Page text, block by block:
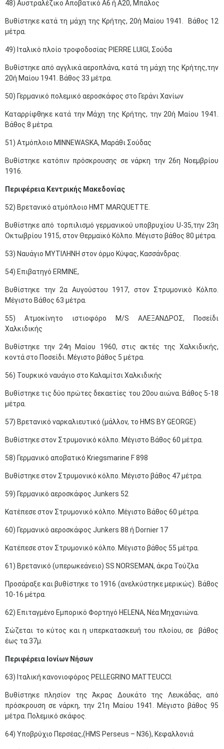
48) Αυστραλέζικο Αποβατικό Α6 ή Α20, Μπάλος
Βυθίστηκε κατά τη μάχη της Κρήτης, 20ή Μαίου 1941. Βάθος 12
μέτρα.
49) Ιταλικό πλοίο τροφοδοσίας PIERRE LUIGI, Σούδα
Βυθίστηκε από αγγλικά αεροπλάνα, κατά τη μάχη της Κρήτης,την
20ή Μαίου 1941. Βάθος 33 μέτρα.
50) Γερμανικό πολεμικό αεροσκάφος στο Γεράνι Χανίων
Καταρρίφθηκε κατά την Μάχη της Κρήτης, την 20ή Μαίου 1941.
Βάθος 8 μέτρα.
51) Ατμόπλοιο MINNEWASKA, Μαράθι Σούδας
Βυθίστηκε κατόπιν πρόσκρουσης σε νάρκη την 26η Νοεμβρίου
1916.
Περιφέρεια Κεντρικής Μακεδονίας
52) Βρετανικό ατμόπλοιο HMT MARQUETTE.
Βυθίστηκε από τορπιλισμό γερμανικού υποβρυχίου U-35,την 23η
Οκτωβρίου 1915, στον Θερμαϊκό Κόλπο. Μέγιστο βάθος 80 μέτρα.
53) Ναυάγιο ΜΥΤΙΛΗΝΗ στον όρμο Κύψας, Κασσάνδρας.
54) Επιβατηγό ERMINE,
Βυθίστηκε την 2α Αυγούστου 1917, στον Στρυμονικό Κόλπο.
Μέγιστο Βάθος 63 μέτρα.
55) Ατμοκίνητο ιστιοφόρο M/S ΑΛΕΞΑΝΔΡΟΣ, Ποσείδι
Χαλκιδικής
Βυθίστηκε την 24η Μαίου 1960, στις ακτές της Χαλκιδικής,
κοντά στο Ποσείδι. Μέγιστο βάθος 5 μέτρα.
56) Τουρκικό ναυάγιο στο Καλαμίτσι Χαλκιδικής
Βυθίστηκε τις δύο πρώτες δεκαετίες του 20ου αιώνα. Βάθος 5-18
μέτρα.
57) Βρετανικό ναρκαλιευτικό (μάλλον, το HMS BY GEORGE)
Βυθίστηκε στον Στρυμονικό κόλπο. Μέγιστο Βάθος 60 μέτρα.
58) Γερμανικό αποβατικό Kriegsmarine F 898
Βυθίστηκε στον Στρυμονικό κόλπο. Μέγιστο βάθος 47 μέτρα.
59) Γερμανικό αεροσκάφος Junkers 52
Κατέπεσε στον Στρυμονικό κόλπο. Μέγιστο Βάθος 60 μέτρα.
60) Γερμανικό αεροσκάφος Junkers 88 ή Dornier 17
Κατέπεσε στον Στρυμονικό κόλπο. Μέγιστο βάθος 55 μέτρα.
61) Βρετανικό (υπερωκεάνειο) SS NORSEMAN, άκρα Τούζλα
Προσάραξε και βυθίστηκε το 1916 (ανελκύστηκε μερικώς). Βάθος
10-16 μέτρα.
62) Επιταγμένο Εμπορικό Φορτηγό HELENA, Νέα Μηχανιώνα.
Σώζεται το κύτος και η υπερκατασκευή του πλοίου, σε βάθος
έως τα 37μ.
Περιφέρεια Ιονίων Νήσων
63) Ιταλική κανονιοφόρος PELLEGRINO MATTEUCCI.
Βυθίστηκε πλησίον της Άκρας Δουκάτο της Λευκάδας, από
πρόσκρουση σε νάρκη, την 21η Μαίου 1941. Μέγιστο βάθος 95
μέτρα. Πολεμικό σκάφος.
64) Υποβρύχιο Περσέας,(HMS Perseus – N36), Κεφαλλονιά